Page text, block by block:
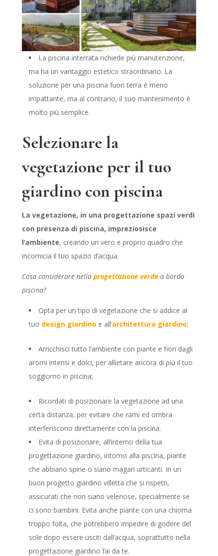
La piscina interrata richiede più manutenzione,
ma ha un vantaggio estetico straordinario. La
soluzione per una piscina fuori terra è meno
impattante, ma al contrario, il suo mantenimento è
molto più semplice.
Selezionare la
vegetazione per il tuo
giardino con piscina
La vegetazione, in una progettazione spazi verdi
con presenza di piscina, impreziosisce
l’ambiente, creando un vero e proprio quadro che
incornicia il tuo spazio d’acqua.
Cosa considerare nella progettazione verdea bordo
piscina?
Opta per un tipo di vegetazione che si addice al
tuo design giardino e all’architettura giardino;
Arricchisci tutto l’ambiente con piante e fiori dagli
aromi intensi e dolci, per allietare ancora di più il tuo
soggiorno in piscina;
Ricordati di posizionare la vegetazione ad una
certa distanza, per evitare che rami ed ombra
interferiscono direttamente con la piscina.
Evita di posizionare, all’interno della tua
progettazione giardino, intorno alla piscina, piante
che abbiano spine o siano magari urticanti. In un
buon progetto giardino villetta che si rispetti,
assicurati che non siano velenose, specialmente se
ci sono bambini. Evita anche piante con una chioma
troppo folta, che potrebbero impedire di godere del
sole dopo essere usciti dall’acqua, soprattutto nella
progettazione giardino fai da te.